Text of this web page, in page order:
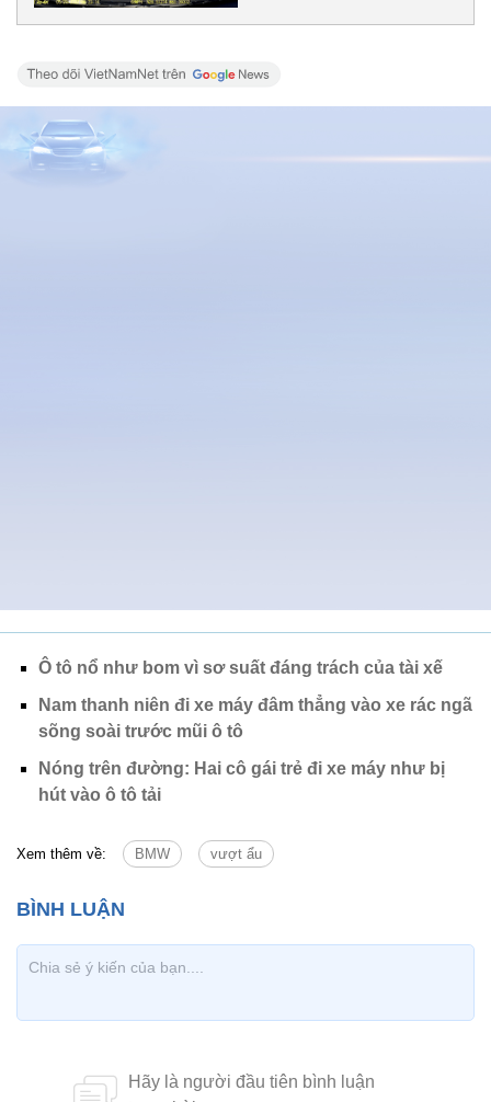
Ô tô nổ như bom vì sơ suất đáng trách của tài xế
Nam thanh niên đi xe máy đâm thẳng vào xe rác ngã
sõng soài trước mũi ô tô
Nóng trên đường: Hai cô gái trẻ đi xe máy như bị
hút vào ô tô tải
Xem thêm về: BMW vượt ẩu